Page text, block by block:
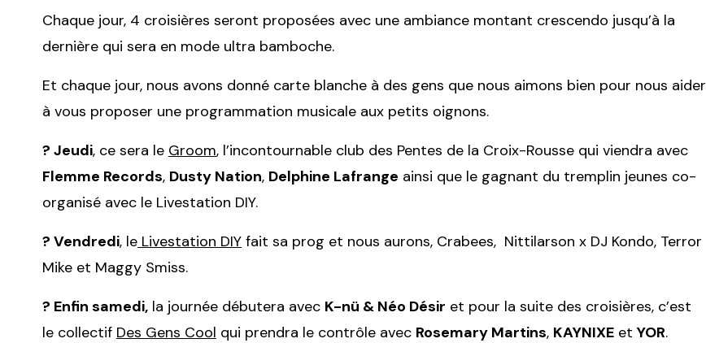
Chaque jour, 4 croisières seront proposées avec une ambiance montant crescendo jusqu’à la
dernière qui sera en mode ultra bamboche.
Et chaque jour, nous avons donné carte blanche à des gens que nous aimons bien pour nous aider
à vous proposer une programmation musicale aux petits oignons.
? Jeudi, ce sera le Groom, l’incontournable club des Pentes de la Croix-Rousse qui viendra avec
Flemme Records, Dusty Nation, Delphine Lafrange ainsi que le gagnant du tremplin jeunes co-
organisé avec le Livestation DIY.
? Vendredi, le Livestation DIY fait sa prog et nous aurons, Crabees, Nittilarson x DJ Kondo, Terror
Mike et Maggy Smiss.
? Enfin samedi, la journée débutera avec K-nü & Néo Désir et pour la suite des croisières, c’est
le collectif Des Gens Cool qui prendra le contrôle avec Rosemary Martins, KAYNIXE et YOR.